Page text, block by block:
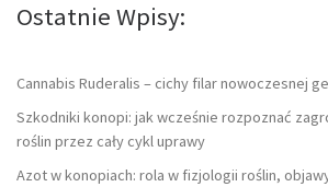
Ostatnie Wpisy:
Cannabis Ruderalis – cichy filar nowoczesnej
Szkodniki konopi: jak wcześnie rozpoznać
roślin przez cały cykl uprawy
Azot w konopiach: rola w fizjologii roślin,